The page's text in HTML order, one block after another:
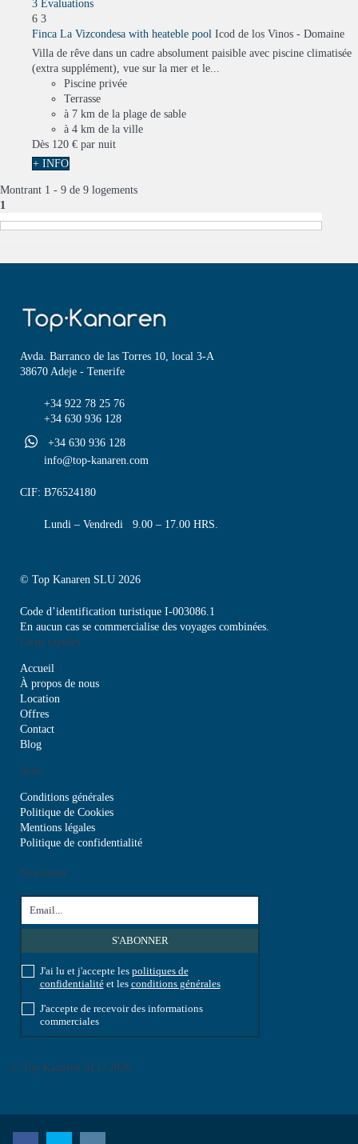
3 Évaluations
6 3
Finca La Vizcondesa with heateble pool Icod de los Vinos - Domaine
Villa de rêve dans un cadre absolument paisible avec piscine climatisée
(extra supplément), vue sur la mer et le...
Piscine privée
Terrasse
à 7 km de la plage de sable
à 4 km de la ville
Dès 120 € par nuit
+ INFO
Montrant 1 - 9 de 9 logements
1
Avda. Barranco de las Torres 10, local 3-A
38670 Adeje - Tenerife
+34 922 78 25 76
+34 630 936 128
+34 630 936 128
info@top-kanaren.com
CIF: B76524180
Lundi – Vendredi 9.00 – 17.00 HRS.
© Top Kanaren SLU 2026
Code d’identification turistique I-003086.1
En aucun cas se commercialise des voyages combinées.
Liens rapides
Accueil
À propos de nous
Location
Offres
Contact
Blog
Aide
Conditions générales
Politique de Cookies
Mentions légales
Politique de confidentialité
Newsletter
J'ai lu et j'accepte les politiques de
confidentialitéet les conditions générales
J'accepte de recevoir des informations
commerciales
© Top Kanaren SLU 2026